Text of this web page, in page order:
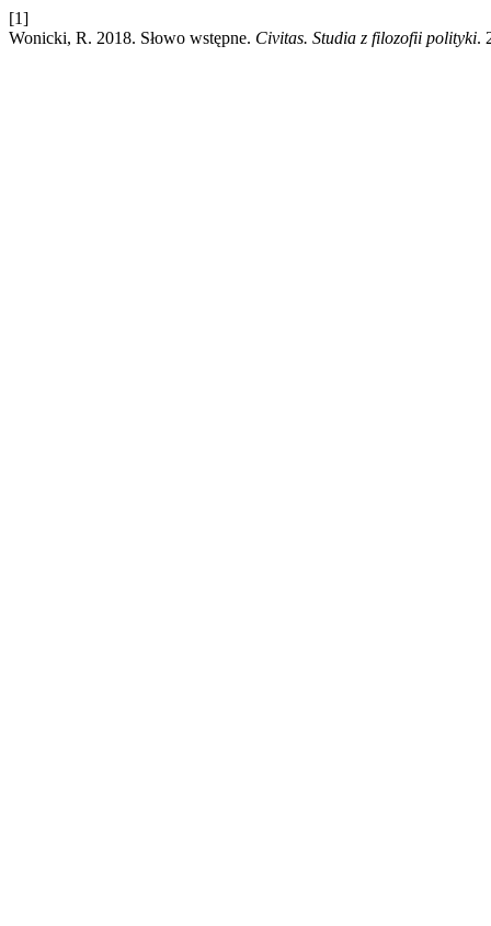
[1]
Wonicki, R. 2018. Słowo wstępne. Civitas. Studia z filozofii polityki.